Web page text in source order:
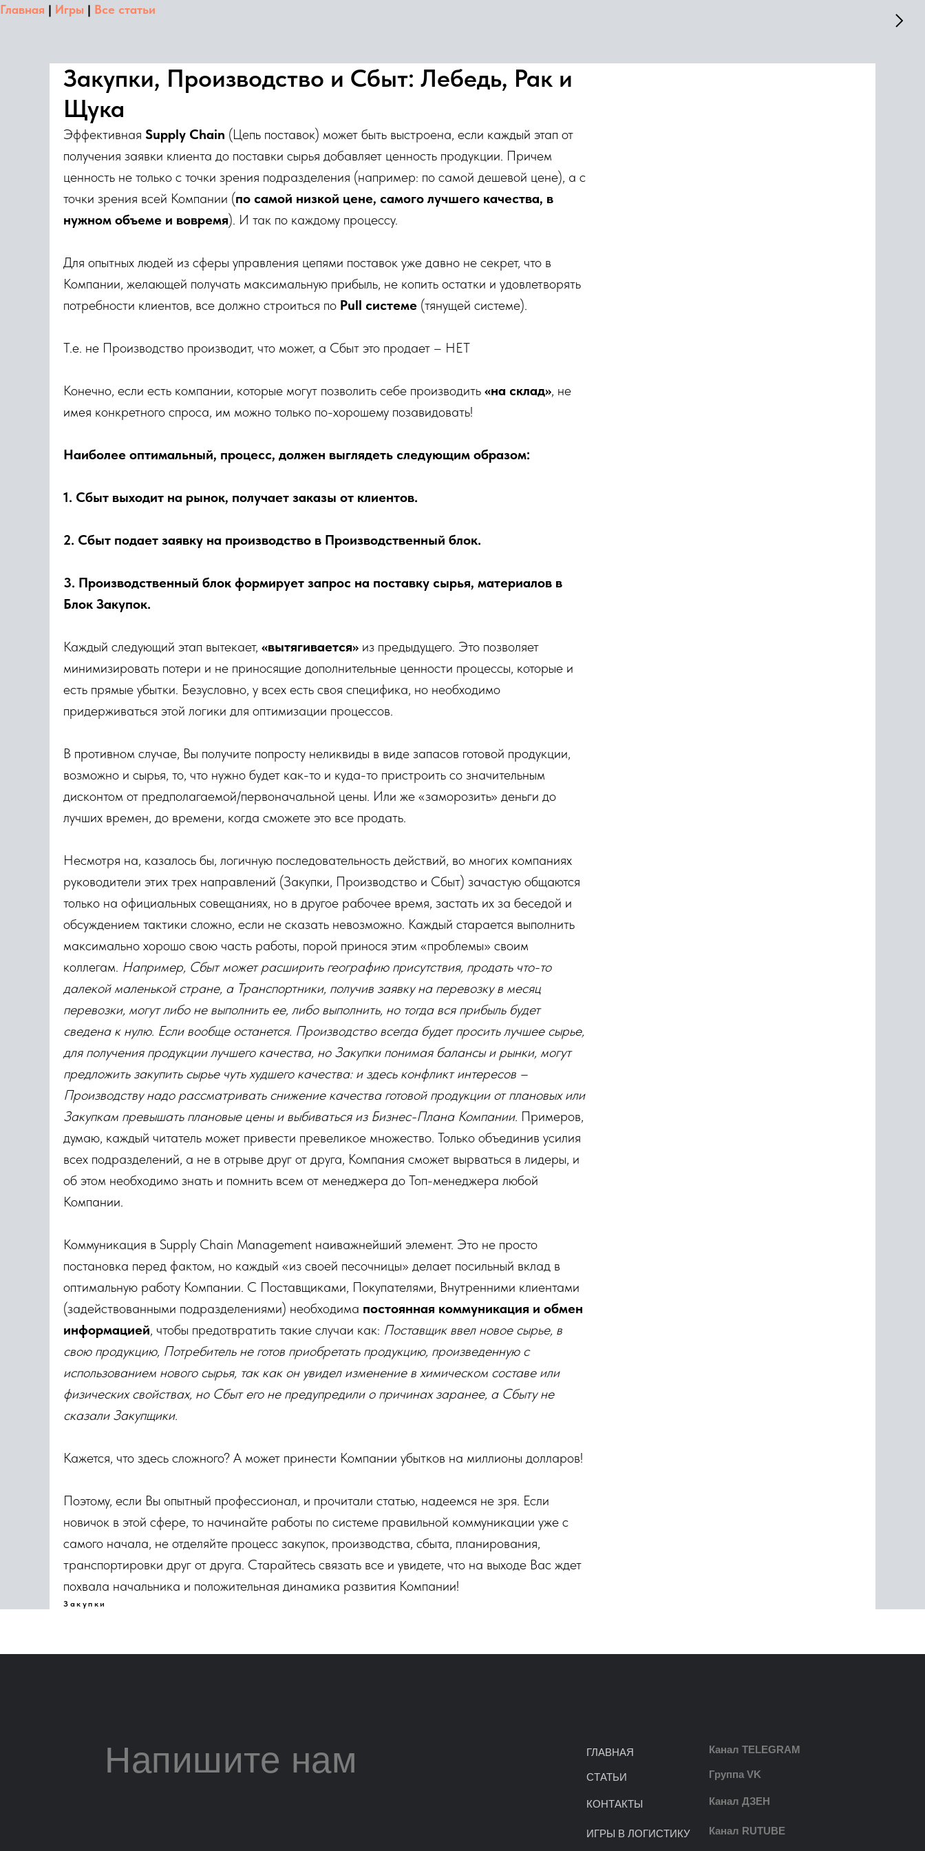
Главная | Игры | Все статьи
Закупки, Производство и Сбыт: Лебедь, Рак и
Щука
Эффективная Supply Chain (Цепь поставок) может быть выстроена, если каждый этап от
получения заявки клиента до поставки сырья добавляет ценность продукции. Причем
ценность не только с точки зрения подразделения (например: по самой дешевой цене), а с
точки зрения всей Компании (по самой низкой цене, самого лучшего качества, в
нужном объеме и вовремя). И так по каждому процессу.
Для опытных людей из сферы управления цепями поставок уже давно не секрет, что в
Компании, желающей получать максимальную прибыль, не копить остатки и удовлетворять
потребности клиентов, все должно строиться по Pull системе (тянущей системе).
Т.е. не Производство производит, что может, а Сбыт это продает – НЕТ
Конечно, если есть компании, которые могут позволить себе производить «на склад», не
имея конкретного спроса, им можно только по-хорошему позавидовать!
Наиболее оптимальный, процесс, должен выглядеть следующим образом:
1. Сбыт выходит на рынок, получает заказы от клиентов.
2. Сбыт подает заявку на производство в Производственный блок.
3. Производственный блок формирует запрос на поставку сырья, материалов в
Блок Закупок.
Каждый следующий этап вытекает, «вытягивается» из предыдущего. Это позволяет
минимизировать потери и не приносящие дополнительные ценности процессы, которые и
есть прямые убытки. Безусловно, у всех есть своя специфика, но необходимо
придерживаться этой логики для оптимизации процессов.
В противном случае, Вы получите попросту неликвиды в виде запасов готовой продукции,
возможно и сырья, то, что нужно будет как-то и куда-то пристроить со значительным
дисконтом от предполагаемой/первоначальной цены. Или же «заморозить» деньги до
лучших времен, до времени, когда сможете это все продать.
Несмотря на, казалось бы, логичную последовательность действий, во многих компаниях
руководители этих трех направлений (Закупки, Производство и Сбыт) зачастую общаются
только на официальных совещаниях, но в другое рабочее время, застать их за беседой и
обсуждением тактики сложно, если не сказать невозможно. Каждый старается выполнить
максимально хорошо свою часть работы, порой принося этим «проблемы» своим
коллегам. Например, Сбыт может расширить географию присутствия, продать что-то
далекой маленькой стране, а Транспортники, получив заявку на перевозку в месяц
перевозки, могут либо не выполнить ее, либо выполнить, но тогда вся прибыль будет
сведена к нулю. Если вообще останется. Производство всегда будет просить лучшее сырье,
для получения продукции лучшего качества, но Закупки понимая балансы и рынки, могут
предложить закупить сырье чуть худшего качества: и здесь конфликт интересов –
Производству надо рассматривать снижение качества готовой продукции от плановых или
Закупкам превышать плановые цены и выбиваться из Бизнес-Плана Компании. Примеров,
думаю, каждый читатель может привести превеликое множество. Только объединив усилия
всех подразделений, а не в отрыве друг от друга, Компания сможет вырваться в лидеры, и
об этом необходимо знать и помнить всем от менеджера до Топ-менеджера любой
Компании.
Коммуникация в Supply Chain Management наиважнейший элемент. Это не просто
постановка перед фактом, но каждый «из своей песочницы» делает посильный вклад в
оптимальную работу Компании. С Поставщиками, Покупателями, Внутренними клиентами
(задействованными подразделениями) необходима постоянная коммуникация и обмен
информацией, чтобы предотвратить такие случаи как: Поставщик ввел новое сырье, в
свою продукцию, Потребитель не готов приобретать продукцию, произведенную с
использованием нового сырья, так как он увидел изменение в химическом составе или
физических свойствах, но Сбыт его не предупредили о причинах заранее, а Сбыту не
сказали Закупщики.
Кажется, что здесь сложного? А может принести Компании убытков на миллионы долларов!
Поэтому, если Вы опытный профессионал, и прочитали статью, надеемся не зря. Если
новичок в этой сфере, то начинайте работы по системе правильной коммуникации уже с
самого начала, не отделяйте процесс закупок, производства, сбыта, планирования,
транспортировки друг от друга. Старайтесь связать все и увидете, что на выходе Вас ждет
похвала начальника и положительная динамика развития Компании!
Закупки
КОНТАКТЫ
ИГРЫ В ЛОГИСТИКУ
СТАТЬИ
ГЛАВНАЯ
Канал ДЗЕН
Канал RUTUBE
Группа VK
Канал TELEGRAM
Напишите нам